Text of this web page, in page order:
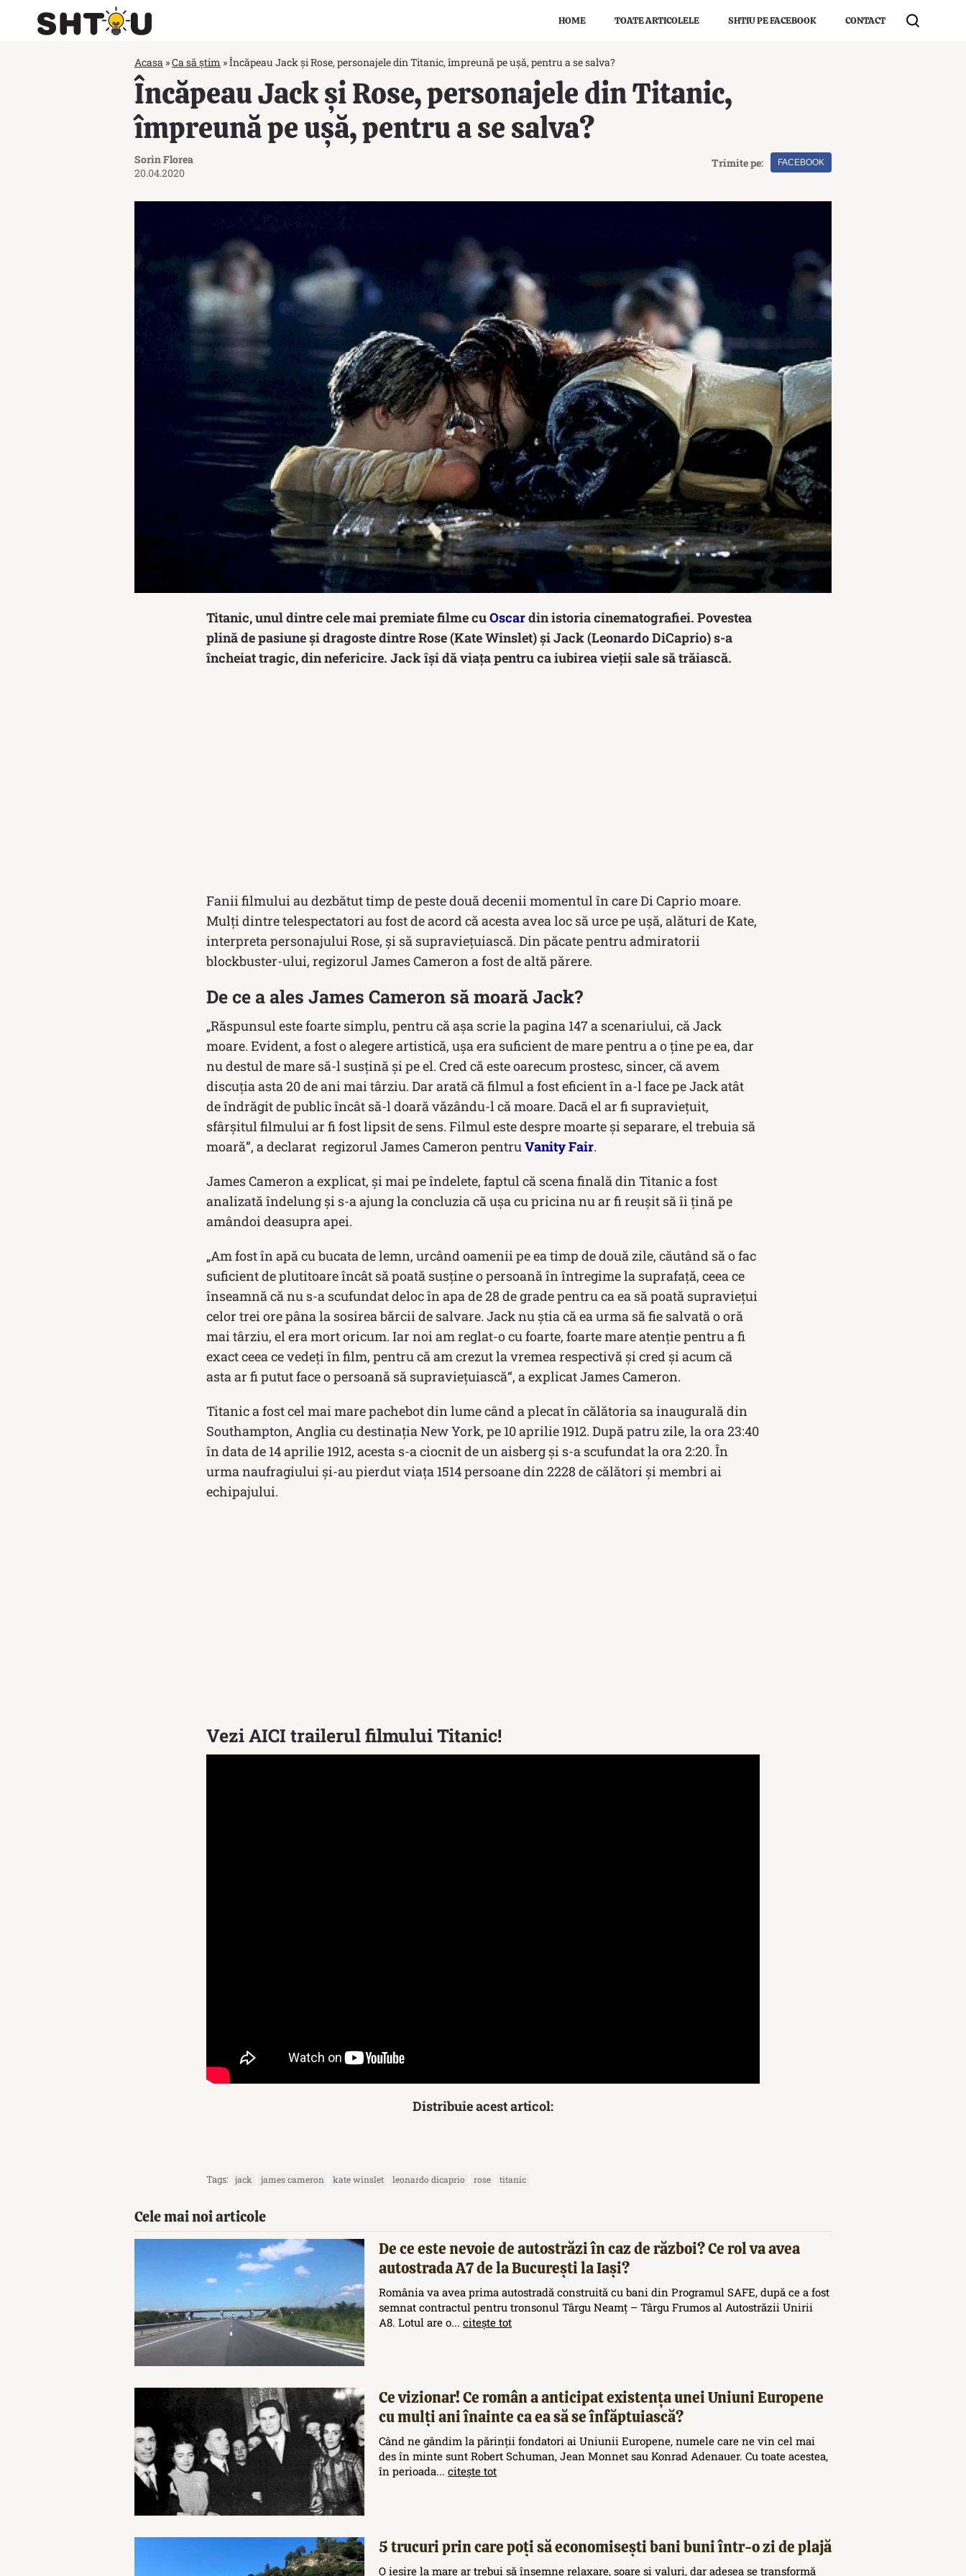
HOME TOATE ARTICOLELE SHTIU PE FACEBOOK CONTACT
Acasa »Ca să știm »Încăpeau Jack și Rose, personajele din Titanic, împreună pe ușă, pentru a se salva?
Încăpeau Jack și Rose, personajele din Titanic,
împreună pe ușă, pentru a se salva?
Sorin Florea
20.04.2020
Trimite pe: FACEBOOK
Titanic, unul dintre cele mai premiate filme cuOscardin istoria cinematografiei. Povestea
plină de pasiune și dragoste dintre Rose (Kate Winslet) și Jack (Leonardo DiCaprio) s-a
încheiat tragic, din nefericire. Jack își dă viața pentru ca iubirea vieții sale să trăiască.
Fanii filmului au dezbătut timp de peste două decenii momentul în care Di Caprio moare.
Mulți dintre telespectatori au fost de acord că acesta avea loc să urce pe ușă, alături de Kate,
interpreta personajului Rose, și să supraviețuiască. Din păcate pentru admiratorii
blockbuster-ului, regizorul James Cameron a fost de altă părere.
De ce a ales James Cameron să moară Jack?
„Răspunsul este foarte simplu, pentru că aşa scrie la pagina 147 a scenariului, că Jack
moare. Evident, a fost o alegere artistică, uşa era suficient de mare pentru a o ţine pe ea, dar
nu destul de mare să-l susţină şi pe el. Cred că este oarecum prostesc, sincer, că avem
discuţia asta 20 de ani mai târziu. Dar arată că filmul a fost eficient în a-l face pe Jack atât
de îndrăgit de public încât să-l doară văzându-l că moare. Dacă el ar fi supravieţuit,
sfârşitul filmului ar fi fost lipsit de sens. Filmul este despre moarte şi separare, el trebuia să
moară”, a declarat regizorul James Cameron pentruVanity Fair.
James Cameron a explicat, și mai pe îndelete, faptul că scena finală din Titanic a fost
analizată îndelung și s-a ajung la concluzia că ușa cu pricina nu ar fi reușit să îi țină pe
amândoi deasupra apei.
„Am fost în apă cu bucata de lemn, urcând oamenii pe ea timp de două zile, căutând să o fac
suficient de plutitoare încât să poată susţine o persoană în întregime la suprafaţă, ceea ce
înseamnă că nu s-a scufundat deloc în apa de 28 de grade pentru ca ea să poată supravieţui
celor trei ore pâna la sosirea bărcii de salvare. Jack nu ştia că ea urma să fie salvată o oră
mai târziu, el era mort oricum. Iar noi am reglat-o cu foarte, foarte mare atenţie pentru a fi
exact ceea ce vedeţi în film, pentru că am crezut la vremea respectivă şi cred şi acum că
asta ar fi putut face o persoană să supravieţuiască“, a explicat James Cameron.
Titanic a fost cel mai mare pachebot din lume când a plecat în călătoria sa inaugurală din
Southampton, Anglia cu destinația New York, pe 10 aprilie 1912. După patru zile, la ora 23:40
în data de 14 aprilie 1912, acesta s-a ciocnit de un aisberg și s-a scufundat la ora 2:20. În
urma naufragiului și-au pierdut viața 1514 persoane din 2228 de călători și membri ai
echipajului.
Vezi AICI trailerul filmului Titanic!
Distribuie acest articol:
Tags: jack james cameron kate winslet leonardo dicaprio rose titanic
Cele mai noi articole
De ce este nevoie de autostrăzi în caz de război? Ce rol va avea
autostrada A7 de la București la Iași?
România va avea prima autostradă construită cu bani din Programul SAFE, după ce a fost
semnat contractul pentru tronsonul Târgu Neamț – Târgu Frumos al Autostrăzii Unirii
A8. Lotul are o... citește tot
Ce vizionar! Ce român a anticipat existența unei Uniuni Europene
cu mulți ani înainte ca ea să se înfăptuiască?
Când ne gândim la părinții fondatori ai Uniunii Europene, numele care ne vin cel mai
des în minte sunt Robert Schuman, Jean Monnet sau Konrad Adenauer. Cu toate acestea,
în perioada... citește tot
5 trucuri prin care poți să economisești bani buni într-o zi de plajă
O ieșire la mare ar trebui să însemne relaxare, soare și valuri, dar adesea se transformă